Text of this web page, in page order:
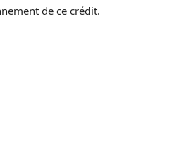
de ce crédit.